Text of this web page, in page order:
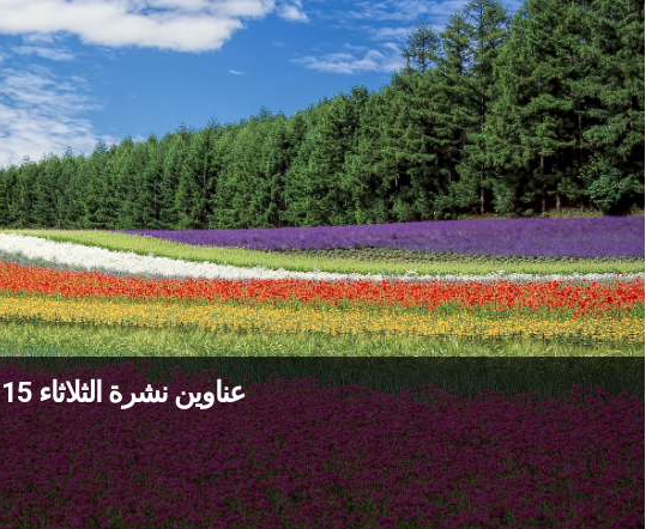
عناوين نشرة الثلاثاء 15 حزيران 2021: أنظر، احكم وتصرّف